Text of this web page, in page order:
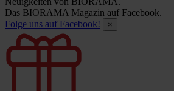
Das BIORAMA Magazin auf Facebook.
Folge uns auf Facebook!
×